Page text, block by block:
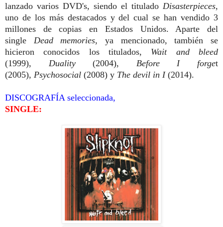
lanzado varios DVD's, siendo el titulado Disasterpieces,
uno de los más destacados y del cual se han vendido 3
millones de copias en Estados Unidos. Aparte del
single Dead memories, ya mencionado, también se
hicieron conocidos los titulados, Wait and bleed
(1999), Duality(2004), Before I forget
(2005), Psychosocial (2008) y The devil in I(2014).
DISCOGRAFÍA seleccionada,
SINGLE: